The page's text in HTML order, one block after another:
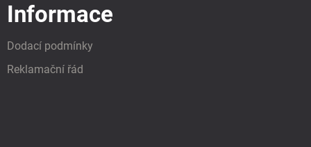
Informace
Dodací podmínky
Reklamační řád